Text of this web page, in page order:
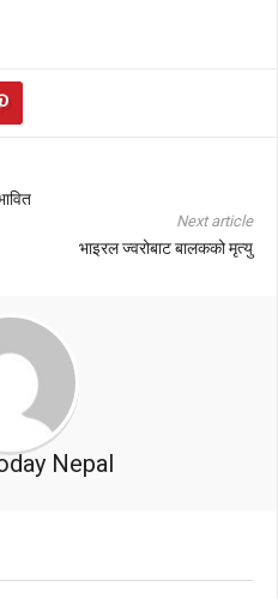
Next article
भाइरल ज्वरोबाट बालकको मृत्यु
Nepal